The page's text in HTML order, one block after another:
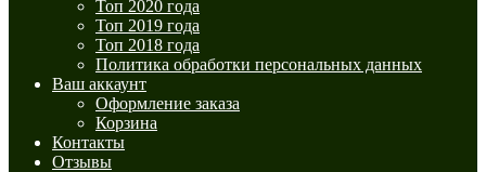
Топ 2020 года
Топ 2019 года
Топ 2018 года
Политика обработки персональных данных
Ваш аккаунт
Оформление заказа
Корзина
Контакты
Отзывы